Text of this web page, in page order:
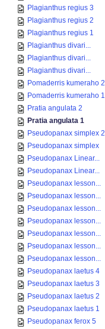
Plagianthus regius 3
Plagianthus regius 2
Plagianthus regius 1
Plagianthus divari...
Plagianthus divari...
Plagianthus divari...
Pomaderris kumeraho 2
Pomaderris kumeraho 1
Pratia angulata 2
Pratia angulata 1
Pseudopanax simplex 2
Pseudopanax simplex
Pseudopanax Linear...
Pseudopanax Linear...
Pseudopanax lesson...
Pseudopanax lesson...
Pseudopanax lesson...
Pseudopanax lesson...
Pseudopanax lesson...
Pseudopanax lesson...
Pseudopanax lesson...
Pseudopanax laetus 4
Pseudopanax laetus 3
Pseudopanax laetus 2
Pseudopanax laetus 1
Pseudopanax ferox 5